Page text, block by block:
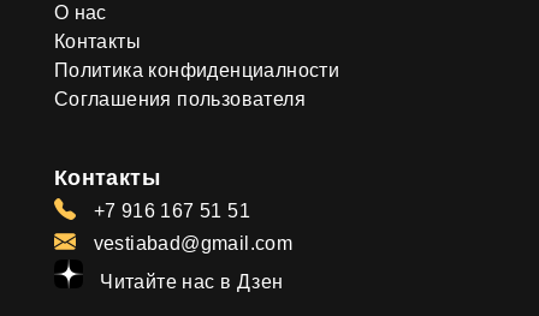
О нас
Контакты
Политика конфиденциалности
Соглашения пользователя
Контакты
+7 916 167 51 51
vestiabad@gmail.com
Читайте нас в Дзен